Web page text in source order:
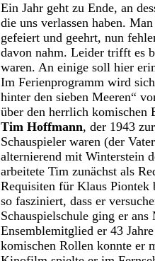
Ein Jahr geht zu Ende, an
die uns verlassen haben.
gefeiert und geehrt, nun
davon nahm. Leider trifft es
waren. An einige soll hier
Im Ferienprogramm wird
hinter den sieben Meeren“
über den herrlich komischen
Tim Hoffmann, der 1943
Schauspieler waren (der
alternierend mit Winterstein
arbeitete Tim zunächst als
Requisiten für Klaus Piontek
so fasziniert, dass er
Schauspielschule ging er
Ensemblemitglied er 43
komischen Rollen konnte er